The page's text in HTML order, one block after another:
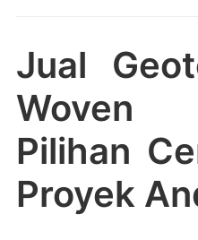
Jual
Pilihan
Proyek